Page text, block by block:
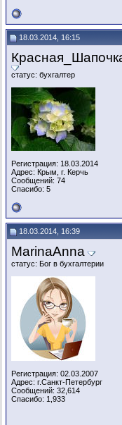
18.03.2014, 16:15
статус: бухгалтер
Регистрация: 18.03.2014
Адрес: Крым, г. Керчь
Сообщений: 74
Спасибо: 5
18.03.2014, 16:39
MarinaAnna
статус: Бог в бухгалтерии
Регистрация: 02.03.2007
Адрес: г.Санкт-Петербург
Сообщений: 32,614
Спасибо: 1,933